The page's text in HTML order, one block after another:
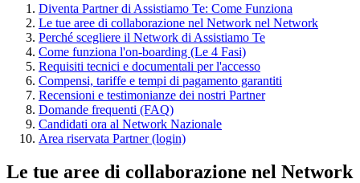
Diventa Partner di Assistiamo Te: Come Funziona
Le tue aree di collaborazione nel Network nel Network
Perché scegliere il Network di Assistiamo Te
Come funziona l'on-boarding (Le 4 Fasi)
Requisiti tecnici e documentali per l'accesso
Compensi, tariffe e tempi di pagamento garantiti
Recensioni e testimonianze dei nostri Partner
Domande frequenti (FAQ)
Candidati ora al Network Nazionale
Area riservata Partner (login)
Le tue aree di collaborazione nel Network